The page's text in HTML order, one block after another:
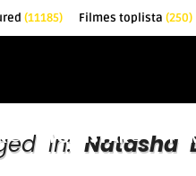
(11185) Filmes toplista (250)
TOPLISTÁK
in: Natasha